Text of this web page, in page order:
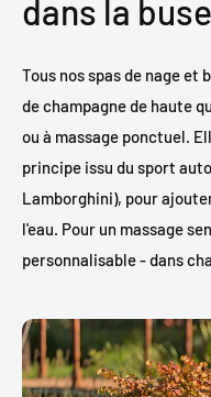
dans la buse
Tous nos spas de nage et
de champagne de haute
ou à massage ponctuel.
principe issu du sport
Lamborghini), pour
l'eau. Pour un massage
personnalisable - dans